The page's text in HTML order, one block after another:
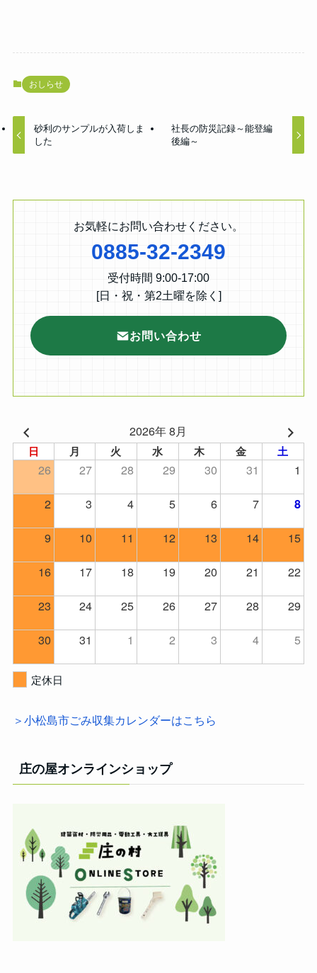
おしらせ
砂利のサンプルが入荷しま
した
社長の防災記録～能登編
後編～
お気軽にお問い合わせください。
0885-32-2349
受付時間 9:00-17:00
[日・祝・第2土曜を除く]
お問い合わせ
2026年 8月
日 月 火 水 木 金 土
26 27 28 29 30 31
1
2
3 4 5 6 7 8
9 10 11 12 13 14
15
16
17 18 19 20 21
22
23
24 25 26 27 28
29
30
31 1 2 3 4 5
定休日
＞小松島市ごみ収集カレンダーはこちら
庄の屋オンラインショップ